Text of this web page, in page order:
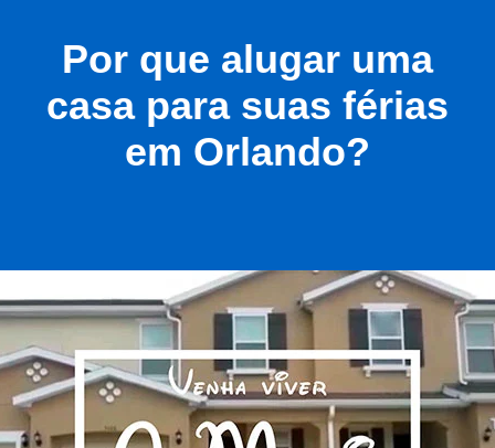
Por que alugar uma
casa para suas férias
em Orlando?